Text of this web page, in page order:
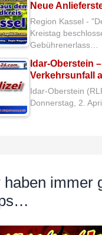
Neue
Region Kassel -
Kreistag
Gebührenerlass…
Idar-Oberstein –
Verkehrsunfall
Idar-Oberstein
Donnerstag, 2.
haben immer